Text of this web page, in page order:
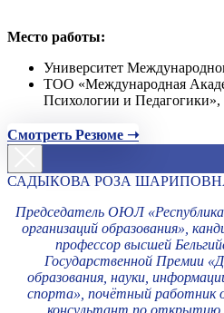
Место работы:
Университет
ТОО «Международная
Психологии и
Смотреть Резюме ➝
САДЫКОВА РОЗА
Председатель ОЮЛ
организаций образования»,
профессор высшей
Государственной Премии
образования, науки,
спорта», почётный работник
консультант по открытию